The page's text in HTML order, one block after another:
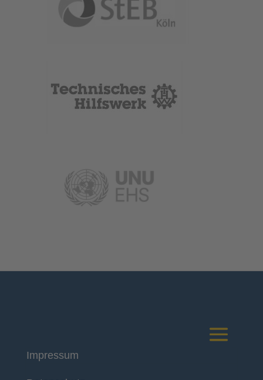
Impressum